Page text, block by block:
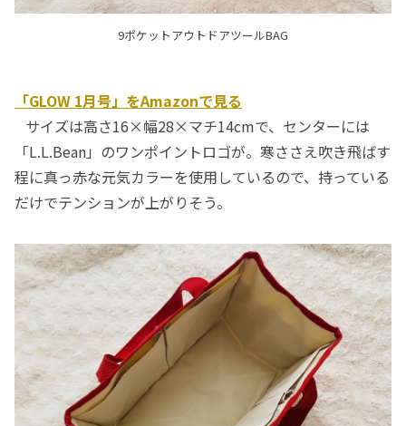
9ポケットアウトドアツールBAG
「GLOW 1月号」をAmazonで見る
サイズは高さ16×幅28×マチ14cmで、センターには
「L.L.Bean」のワンポイントロゴが。寒ささえ吹き飛ばす
程に真っ赤な元気カラーを使用しているので、持っている
だけでテンションが上がりそう。